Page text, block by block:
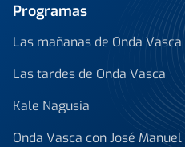
Programas
Las mañanas de Onda Vasca
Las tardes de Onda Vasca
Kale Nagusia
Onda Vasca con José